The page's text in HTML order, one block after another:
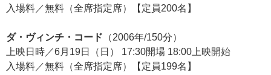
入場料／無料（全席指定席）【定員200名】
ダ・ヴィンチ・コード （2006年/150分）
上映日時／6月19日（日） 17:30開場 18:00上映開始
入場料／無料（全席指定席）【定員199名】